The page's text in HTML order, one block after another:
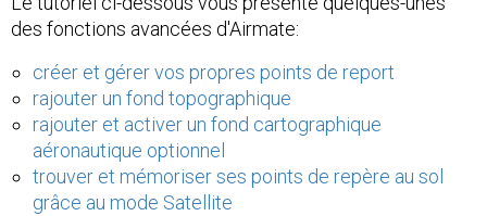
des fonctions avancées d'Airmate:
créer et gérer vos propres points de report
rajouter un fond topographique
rajouter et activer un fond cartographique
aéronautique optionnel
trouver et mémoriser ses points de repère au sol
grâce au mode Satellite